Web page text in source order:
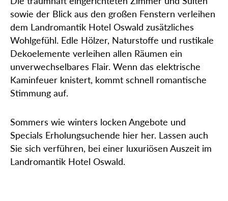
sowie der Blick aus den großen Fenstern verleihen
dem Landromantik Hotel Oswald zusätzliches
Wohlgefühl. Edle Hölzer, Naturstoffe und rustikale
Dekoelemente verleihen allen Räumen ein
unverwechselbares Flair. Wenn das elektrische
Kaminfeuer knistert, kommt schnell romantische
Stimmung auf.
Sommers wie winters locken Angebote und
Specials Erholungsuchende hier her. Lassen auch
Sie sich verführen, bei einer luxuriösen Auszeit im
Landromantik Hotel Oswald.